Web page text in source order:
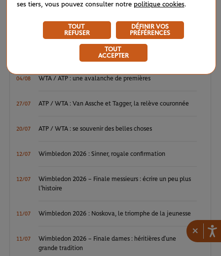
×
LE FIL D'ACTUS
04/08 WTA / ATP : une avalanche de premières
27/07 ATP / WTA : Van Assche et Tagger, la relève couronnée
20/07 ATP / WTA : se souvenir des belles choses
12/07 Wimbledon 2026 : Sinner, royale confirmation
12/07
Wimbledon 2026 – Finale messieurs : écrire un peu plus
l’histoire
11/07 Wimbledon 2026 : Noskova, le triomphe de la jeunesse
11/07
Wimbledon 2026 – Finale dames : héritières d’une
grande tradition
ses tiers, vous pouvez consulter notre politique cookies.
TOUT
REFUSER
DÉFINIR VOS
PRÉFÉRENCES
TOUT
ACCEPTER